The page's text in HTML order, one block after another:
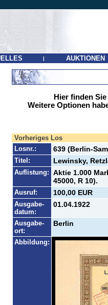
| AUKTIONEN
Hier finden
Weitere Optionen
Vorheriges Los
Losnr.:
639 (Berlin-
Titel: Lewinsky,
Auflistung: Aktie 1.000
45000, R 10).
Ausruf: 100,00 EUR
Ausgabe-
datum:
01.04.1922
Ausgabe-
ort:
Berlin
Abbildung: